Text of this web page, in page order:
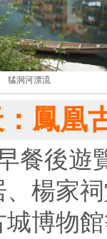
猛洞河漂流
鳳凰
餐後遊
、楊家
博物